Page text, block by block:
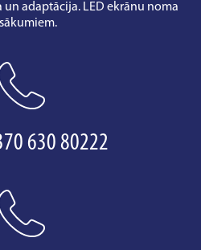
un adaptācija. LED ekrānu noma
630 80222